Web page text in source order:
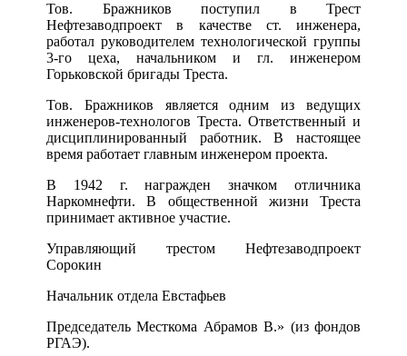
Тов. Бражников поступил в Трест
Нефтезаводпроект в качестве ст. инженера,
работал руководителем технологической группы
3-го цеха, начальником и гл. инженером
Горьковской бригады Треста.
Тов. Бражников является одним из ведущих
инженеров-технологов Треста. Ответственный и
дисциплинированный работник. В настоящее
время работает главным инженером проекта.
В 1942 г. награжден значком отличника
Наркомнефти. В общественной жизни Треста
принимает активное участие.
Управляющий трестом Нефтезаводпроект
Сорокин
Начальник отдела Евстафьев
Председатель Месткома Абрамов В.» (из фондов
РГАЭ).